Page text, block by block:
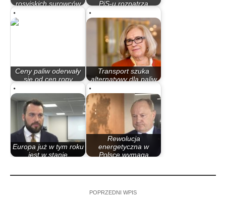
rosyjskich surowców
PiS-u rozpatrzą
Ceny paliw oderwały
się od cen ropy
Transport szuka
alternatywy dla paliw
Europa już w tym roku
jest w stanie
Rewolucja
energetyczna w
Polsce wymaga
POPRZEDNI WPIS